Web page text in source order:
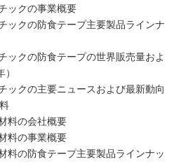
ックの事業概要
ックの防食テープ主要製品ラインナ
ックの防食テープの世界販売量およ
ックの主要ニュースおよび最新動向
料の会社概要
料の事業概要
料の防食テープ主要製品ラインナッ